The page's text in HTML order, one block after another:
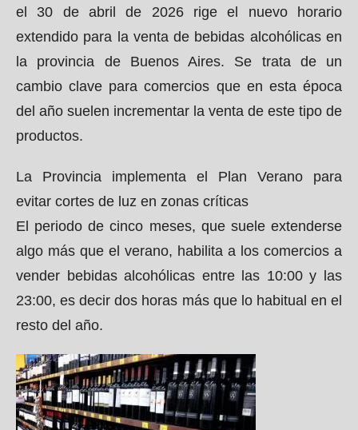
el 30 de abril de 2026 rige el nuevo horario
extendido para la venta de bebidas alcohólicas en
la provincia de Buenos Aires. Se trata de un
cambio clave para comercios que en esta época
del año suelen incrementar la venta de este tipo de
productos.
La Provincia implementa el Plan Verano para
evitar cortes de luz en zonas críticas
El periodo de cinco meses, que suele extenderse
algo más que el verano, habilita a los comercios a
vender bebidas alcohólicas entre las 10:00 y las
23:00, es decir dos horas más que lo habitual en el
resto del año.